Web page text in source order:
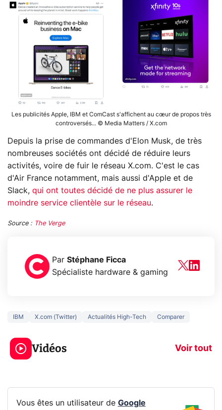
Les publicités Apple, IBM et ComCast s'affichent au cœur de propos très
controversés... © Media Matters / X.com
Depuis la prise de commandes d'Elon Musk, de très
nombreuses sociétés ont décidé de réduire leurs
activités, voire de fuir le réseau X.com. C'est le cas
d'Air France notamment, mais aussi d'Apple et de
Slack, qui ont toutes décidé de ne plus assurer le
moindre service clientèle sur le réseau.
Source : The Verge
Par Stéphane Ficca
Spécialiste hardware & gaming
IBM X.com (Twitter) Actualités High-Tech Comparer
Vidéos Voir tout
Ce que vous ne
savez sur la
navigation privée !
Pixel 11 Pro
Vous êtes un utilisateur de Google